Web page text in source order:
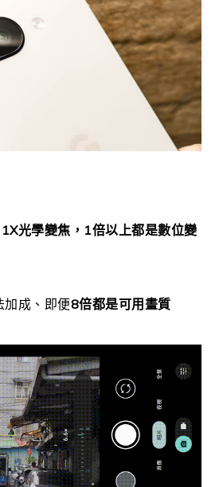
光學變焦，1倍以上都是數位變
加成、即便8倍都是可用畫質